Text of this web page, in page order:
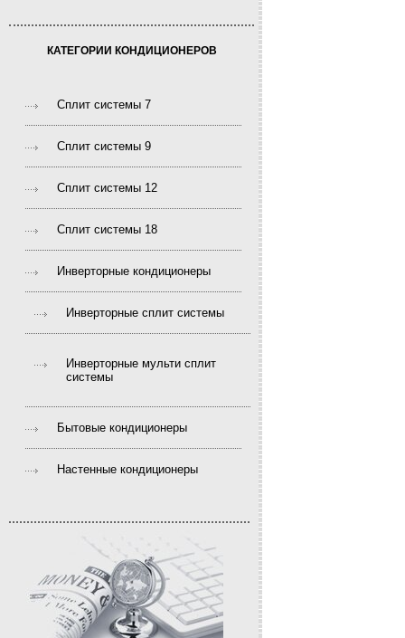
КАТЕГОРИИ КОНДИЦИОНЕРОВ
Сплит системы 7
Сплит системы 9
Сплит системы 12
Сплит системы 18
Инверторные кондиционеры
Инверторные сплит системы
Инверторные мульти сплит
системы
Бытовые кондиционеры
Настенные кондиционеры